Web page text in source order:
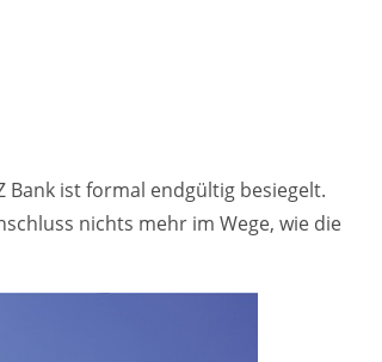
Bank ist formal endgültig besiegelt.
nichts mehr im Wege, wie die